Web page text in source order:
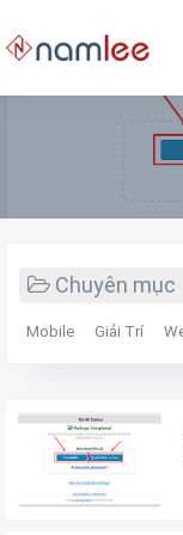
Chuyên mục
Mobile Giải Trí